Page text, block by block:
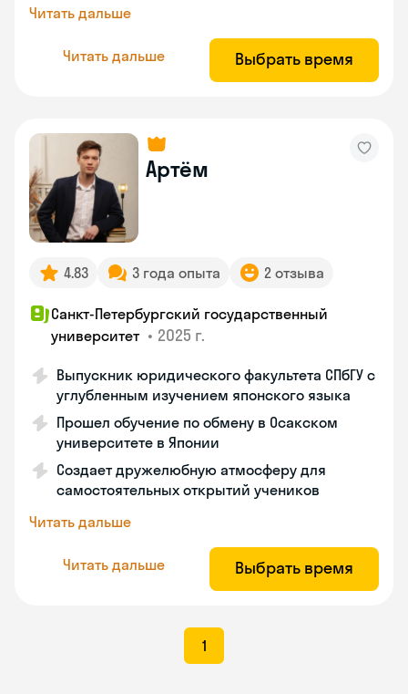
Читать дальше
Читать дальше Выбрать время
Артём
4.83 3 года опыта 2 отзыва
Санкт-Петербургский государственный
университет • 2025 г.
Выпускник юридического факультета СПбГУ с
углубленным изучением японского языка
Прошел обучение по обмену в Осакском
университете в Японии
Создает дружелюбную атмосферу для
самостоятельных открытий учеников
Читать дальше
Читать дальше Выбрать время
1